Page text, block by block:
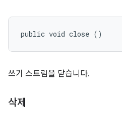
public void close ()
쓰기 스트림을 닫습니다.
삭제